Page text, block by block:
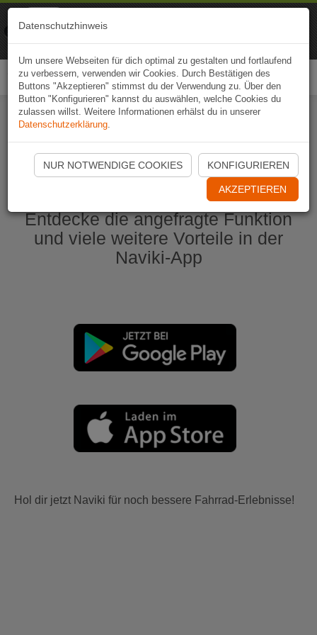
Naviki App jetzt öffnen
Entdecke die angefragte Funktion
und viele weitere Vorteile in der
Naviki-App
Hol dir jetzt Naviki für noch bessere Fahrrad-Erlebnisse!
Datenschutzhinweis
Um unsere Webseiten für dich optimal zu gestalten und fortlaufend
zu verbessern, verwenden wir Cookies. Durch Bestätigen des
Buttons "Akzeptieren" stimmst du der Verwendung zu. Über den
Button "Konfigurieren" kannst du auswählen, welche Cookies du
zulassen willst. Weitere Informationen erhälst du in unserer
Datenschutzerklärung.
NUR NOTWENDIGE COOKIES KONFIGURIEREN
AKZEPTIEREN
Naviki